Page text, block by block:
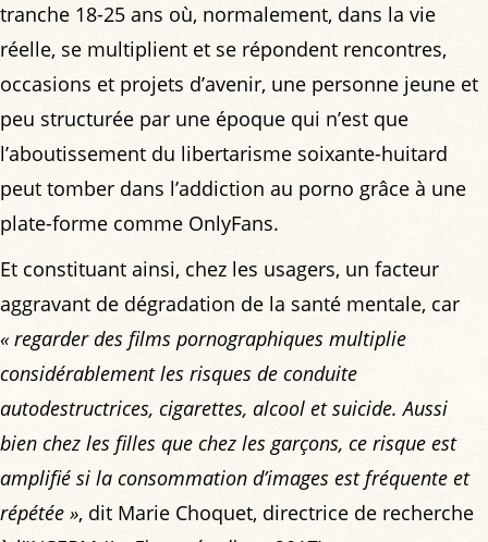
tranche 18-25 ans où, normalement, dans la vie
réelle, se multiplient et se répondent rencontres,
occasions et projets d’avenir, une personne jeune et
peu structurée par une époque qui n’est que
l’aboutissement du libertarisme soixante-huitard
peut tomber dans l’addiction au porno grâce à une
plate-forme comme OnlyFans.
Et constituant ainsi, chez les usagers, un facteur
aggravant de dégradation de la santé mentale, car
« regarder des films pornographiques multiplie
considérablement les risques de conduite
autodestructrices, cigarettes, alcool et suicide. Aussi
bien chez les filles que chez les garçons, ce risque est
amplifié si la consommation d’images est fréquente et
répétée », dit Marie Choquet, directrice de recherche